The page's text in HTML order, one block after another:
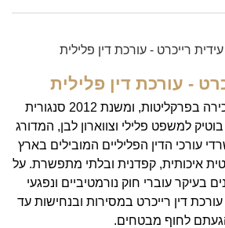
- עורכת דין פלילית
בעברה פרקליטה בכירה בפרקליטות, ומשנת 2012 סנגורית
למשפט פלילי וצווארון לבן, המדורג
עורכי הדין הפליליים המובילים בארץ
איכותית, קפדנית ובלתי מתפשרת. על
בעיקר עוברי חוק נורמטיביים ונפגעי
דין רייכרט במסירות ובנחישות עד
לחוף מבטחים.